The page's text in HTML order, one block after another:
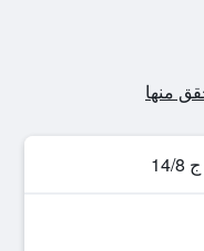
ج 14/8